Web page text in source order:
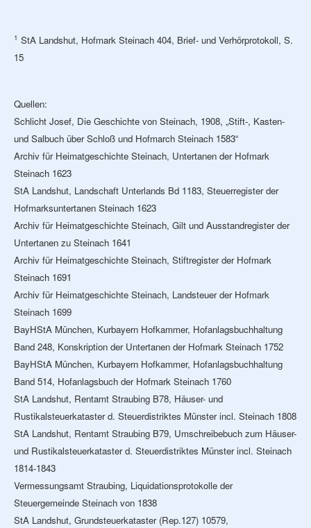
1 StA Landshut, Hofmark Steinach 404, Brief- und Verhörprotokoll, S.
15
Quellen:
Schlicht Josef, Die Geschichte von Steinach, 1908, „Stift-, Kasten-
und Salbuch über Schloß und Hofmarch Steinach 1583“
Archiv für Heimatgeschichte Steinach, Untertanen der Hofmark
Steinach 1623
StA Landshut, Landschaft Unterlands Bd 1183, Steuerregister der
Hofmarksuntertanen Steinach 1623
Archiv für Heimatgeschichte Steinach, Gilt und Ausstandregister der
Untertanen zu Steinach 1641
Archiv für Heimatgeschichte Steinach, Stiftregister der Hofmark
Steinach 1691
Archiv für Heimatgeschichte Steinach, Landsteuer der Hofmark
Steinach 1699
BayHStA München, Kurbayern Hofkammer, Hofanlagsbuchhaltung
Band 248, Konskription der Untertanen der Hofmark Steinach 1752
BayHStA München, Kurbayern Hofkammer, Hofanlagsbuchhaltung
Band 514, Hofanlagsbuch der Hofmark Steinach 1760
StA Landshut, Rentamt Straubing B78, Häuser- und
Rustikalsteuerkataster d. Steuerdistriktes Münster incl. Steinach 1808
StA Landshut, Rentamt Straubing B79, Umschreibebuch zum Häuser-
und Rustikalsteuerkataster d. Steuerdistriktes Münster incl. Steinach
1814-1843
Vermessungsamt Straubing, Liquidationsprotokolle der
Steuergemeinde Steinach von 1838
StA Landshut, Grundsteuerkataster (Rep.127) 10579,